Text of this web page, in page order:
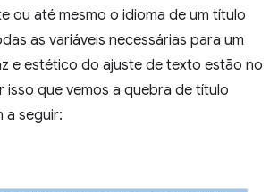
ou até mesmo o idioma de um título
as variáveis necessárias para um
e estético do ajuste de texto estão no
isso que vemos a quebra de título
a seguir: